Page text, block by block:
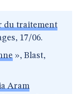
du traitement
17/06.
», Blast,
Aram